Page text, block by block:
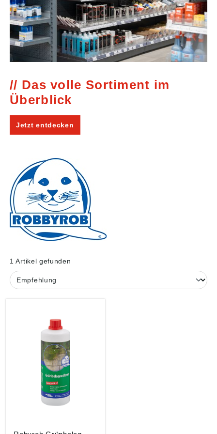
Das volle Sortiment im
Überblick
Jetzt entdecken
1 Artikel gefunden